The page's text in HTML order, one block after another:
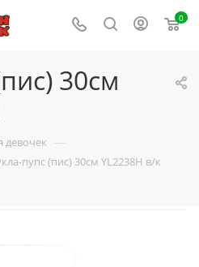
0
30см
девочек —
пупс (пис) 30см YL2238H в/к